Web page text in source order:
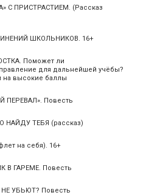
С ПРИСТРАСТИЕМ. (Рассказ
ШКОЛЬНИКОВ. 16+
Поможет ли
для дальнейшей учёбы?
на высокие баллы
ПЕРЕВАЛ». Повесть
НАЙДУ ТЕБЯ (рассказ)
на себя). 16+
В ГАРЕМЕ. Повесть
УБЬЮТ? Повесть